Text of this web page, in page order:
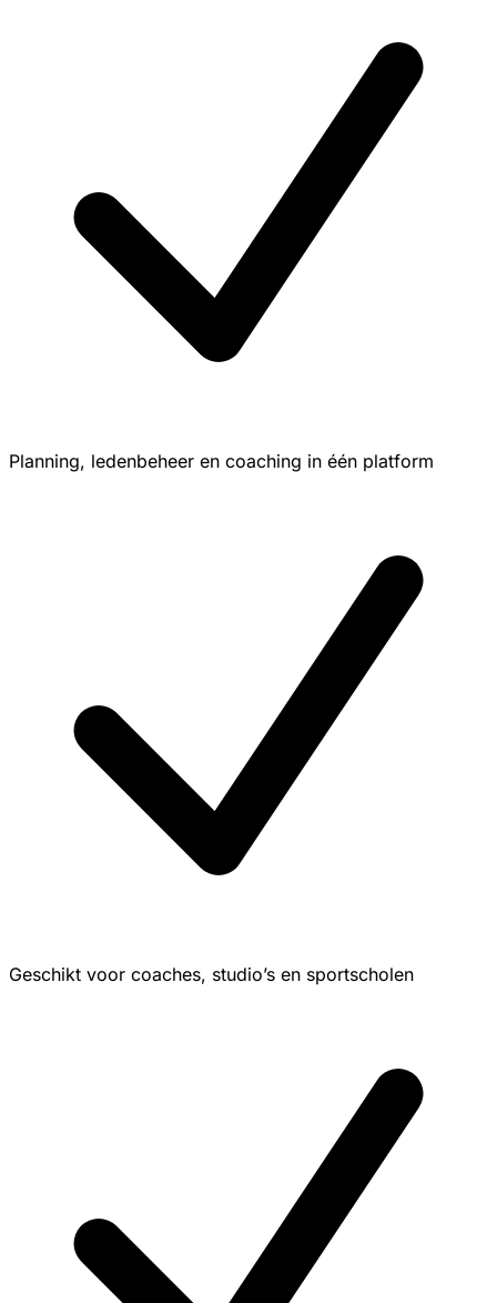
Planning, ledenbeheer en coaching in één platform
Geschikt voor coaches, studio’s en sportscholen